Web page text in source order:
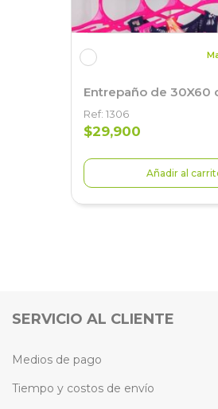
Entrepaño de 30X60
Ref: 1306
$29,900
Añadir al
SERVICIO AL CLIENTE
Medios de pago
Tiempo y costos de envío